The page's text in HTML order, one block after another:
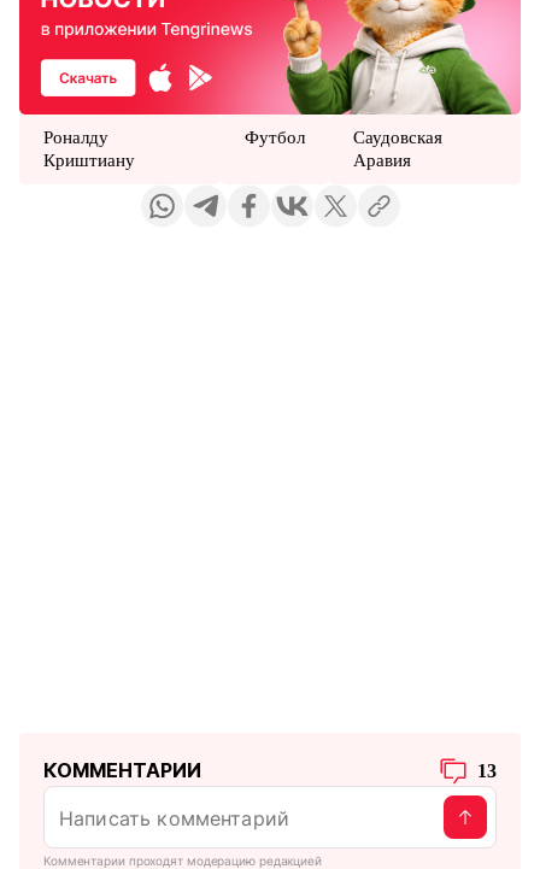
Роналду
Криштиану
Футбол
Саудовская
Аравия
КОММЕНТАРИИ 13
Комментарии проходят модерацию редакцией